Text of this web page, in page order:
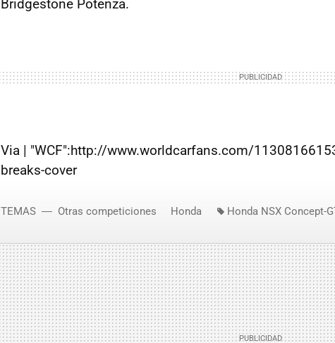
Bridgestone Potenza.
Via | "WCF":http://www.worldcarfans.com/
breaks-cover
TEMAS Otras competiciones Honda Honda NSX Concept-